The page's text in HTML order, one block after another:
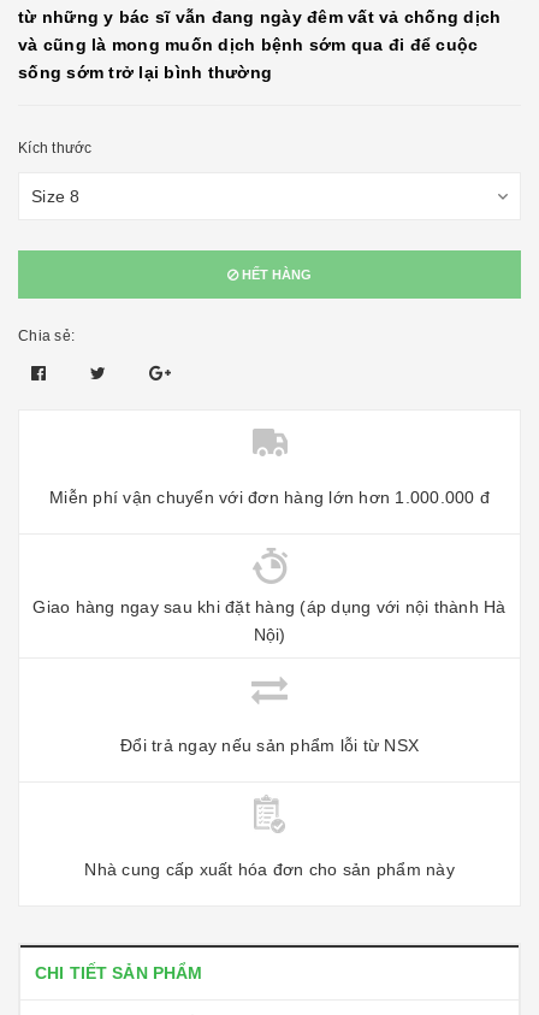
từ những y bác sĩ vẫn đang ngày đêm vất vả chống dịch
và cũng là mong muốn dịch bệnh sớm qua đi để cuộc
sống sớm trở lại bình thường
Kích thước
HẾT HÀNG
Chia sẻ:
Miễn phí vận chuyển với đơn hàng lớn hơn 1.000.000 đ
Giao hàng ngay sau khi đặt hàng (áp dụng với nội thành Hà
Nội)
Đổi trả ngay nếu sản phẩm lỗi từ NSX
Nhà cung cấp xuất hóa đơn cho sản phẩm này
CHI TIẾT SẢN PHẨM